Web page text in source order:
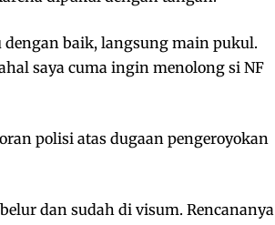
dengan baik, langsung main pukul.
saya cuma ingin menolong si NF
polisi atas dugaan pengeroyokan
dan sudah di visum. Rencananya